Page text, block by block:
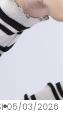
05/03/2026